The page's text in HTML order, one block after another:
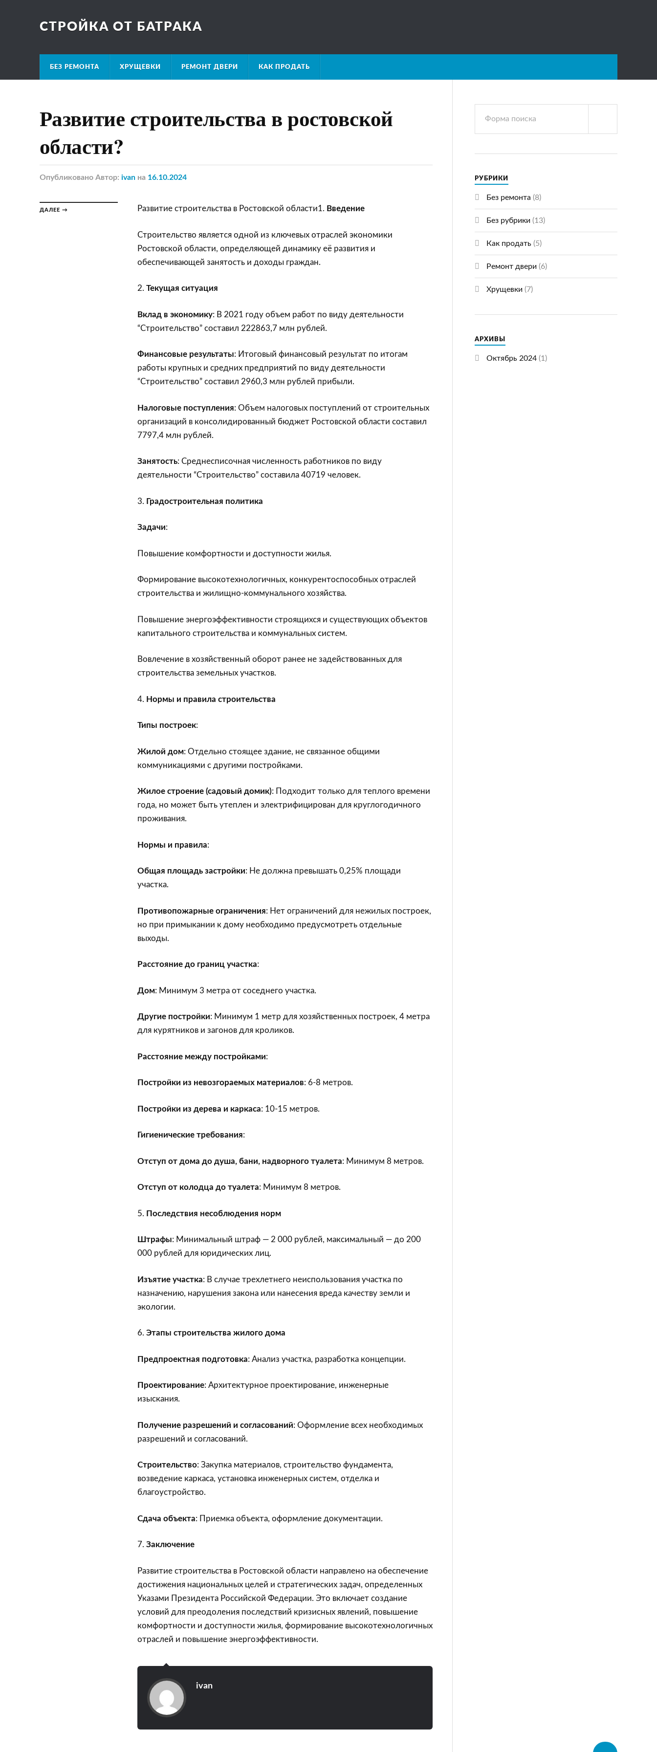
СТРОЙКА ОТ БАТРАКА
БЕЗ РЕМОНТА ХРУЩЕВКИ РЕМОНТ ДВЕРИ КАК ПРОДАТЬ
Развитие строительства в ростовской
области?
Опубликовано Автор: ivan на 16.10.2024
ДАЛЕЕ → Развитие строительства в Ростовской области1. Введение
Строительство является одной из ключевых отраслей экономики
Ростовской области, определяющей динамику её развития и
обеспечивающей занятость и доходы граждан.
2. Текущая ситуация
Вклад в экономику: В 2021 году объем работ по виду деятельности
“Строительство” составил 222863,7 млн рублей.
Финансовые результаты: Итоговый финансовый результат по итогам
работы крупных и средних предприятий по виду деятельности
“Строительство” составил 2960,3 млн рублей прибыли.
Налоговые поступления: Объем налоговых поступлений от строительных
организаций в консолидированный бюджет Ростовской области составил
7797,4 млн рублей.
Занятость: Среднесписочная численность работников по виду
деятельности “Строительство” составила 40719 человек.
3. Градостроительная политика
Задачи:
Повышение комфортности и доступности жилья.
Формирование высокотехнологичных, конкурентоспособных отраслей
строительства и жилищно-коммунального хозяйства.
Повышение энергоэффективности строящихся и существующих объектов
капитального строительства и коммунальных систем.
Вовлечение в хозяйственный оборот ранее не задействованных для
строительства земельных участков.
4. Нормы и правила строительства
Типы построек:
Жилой дом: Отдельно стоящее здание, не связанное общими
коммуникациями с другими постройками.
Жилое строение (садовый домик): Подходит только для теплого времени
года, но может быть утеплен и электрифицирован для круглогодичного
проживания.
Нормы и правила:
Общая площадь застройки: Не должна превышать 0,25% площади
участка.
Противопожарные ограничения: Нет ограничений для нежилых построек,
но при примыкании к дому необходимо предусмотреть отдельные
выходы.
Расстояние до границ участка:
Дом: Минимум 3 метра от соседнего участка.
Другие постройки: Минимум 1 метр для хозяйственных построек, 4 метра
для курятников и загонов для кроликов.
Расстояние между постройками:
Постройки из невозгораемых материалов: 6-8 метров.
Постройки из дерева и каркаса: 10-15 метров.
Гигиенические требования:
Отступ от дома до душа, бани, надворного туалета: Минимум 8 метров.
Отступ от колодца до туалета: Минимум 8 метров.
5. Последствия несоблюдения норм
Штрафы: Минимальный штраф — 2 000 рублей, максимальный — до 200
000 рублей для юридических лиц.
Изъятие участка: В случае трехлетнего неиспользования участка по
назначению, нарушения закона или нанесения вреда качеству земли и
экологии.
6. Этапы строительства жилого дома
Предпроектная подготовка: Анализ участка, разработка концепции.
Проектирование: Архитектурное проектирование, инженерные
изыскания.
Получение разрешений и согласований: Оформление всех необходимых
разрешений и согласований.
Строительство: Закупка материалов, строительство фундамента,
возведение каркаса, установка инженерных систем, отделка и
благоустройство.
Сдача объекта: Приемка объекта, оформление документации.
7. Заключение
Развитие строительства в Ростовской области направлено на обеспечение
достижения национальных целей и стратегических задач, определенных
Указами Президента Российской Федерации. Это включает создание
условий для преодоления последствий кризисных явлений, повышение
комфортности и доступности жилья, формирование высокотехнологичных
отраслей и повышение энергоэффективности.
ivan
РУБРИКИ
Без ремонта (8)
Без рубрики (13)
Как продать(5)
Ремонт двери (6)
Хрущевки (7)
АРХИВЫ
Октябрь 2024(1)